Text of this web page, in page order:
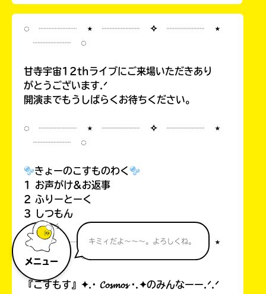
メニュー
キミィだよ～～～。よろしくね。
◌ ┈┈┈┈ ⋆ ┈┈┈┈ ✧ ┈┈┈┈ ⋆
┈┈┈┈ ◌
甘寺宇宙12thライブにご来場いただきあり
がとうございます.ᐟ
開演までもうしばらくお待ちください。
◌ ┈┈┈┈ ⋆ ┈┈┈┈ ✧ ┈┈┈┈ ⋆
┈┈┈┈ ◌
きょーのこすものわく
1 お声がけ&お返事
2 ふりーとーく
3 しつもん
◌ ┈┈┈┈ ⋆ ┈┈┈┈ ✧ ┈┈┈┈ ⋆
┈┈┈┈ ◌
『こすもす』✦.· 𝓒𝓸𝓼𝓶𝓸𝓼 ·.✦のみんなーー.ᐟ.ᐟ